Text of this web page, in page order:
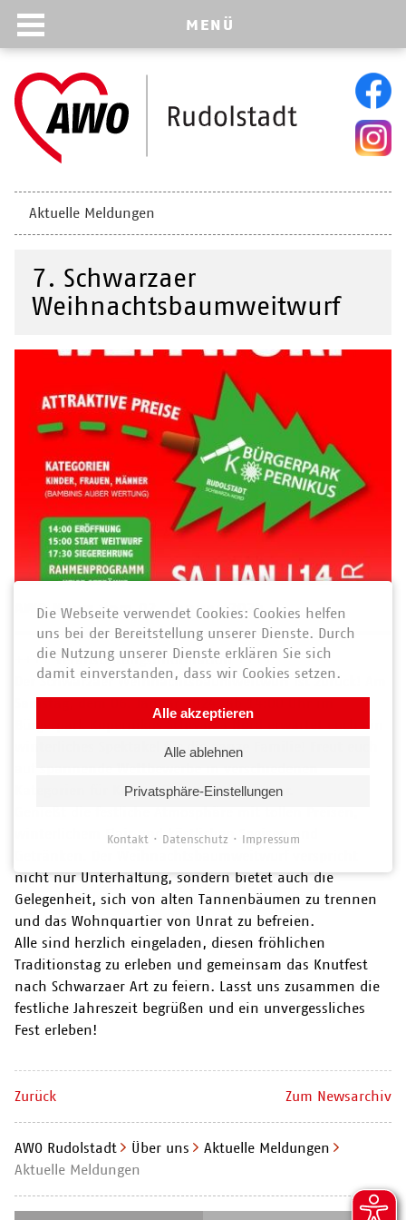
Navigation
überspringen
Aktuelle Meldungen
7. Schwarzaer
Weihnachtsbaumweitwurf
AWO News vom 02. Januar 2024
++++ Veranstaltungsinformation ++++
Der Schwarzaer Weihnachtsbaumweitwurf ist zurück! Am
Samstag, dem 06. Januar 2024, ab 14:00 Uhr im
Bürgerpark Kopernikus Schwarza Nord erwartet euch ein
winterliches Spektakel für die ganze Familie! Freut euch
Kategorien für Kinder, Frauen und Männer.
winterlichem Flair und köstlichen Speisen und
nicht nur Unterhaltung, sondern bietet auch die
Gelegenheit, sich von alten Tannenbäumen zu trennen
und das Wohnquartier von Unrat zu befreien.
Alle sind herzlich eingeladen, diesen fröhlichen
Traditionstag zu erleben und gemeinsam das Knutfest
nach Schwarzaer Art zu feiern. Lasst uns zusammen die
festliche Jahreszeit begrüßen und ein unvergessliches
Fest erleben!
Zurück Zum Newsarchiv
AWO Rudolstadt Über uns
Aktuelle Meldungen
Aktuelle Meldungen
Die Webseite verwendet Cookies: Cookies helfen
uns bei der Bereitstellung unserer Dienste. Durch
die Nutzung unserer Dienste erklären Sie sich
damit einverstanden, dass wir Cookies setzen.
Alle akzeptieren
Alle ablehnen
Privatsphäre-Einstellungen
Kontakt Datenschutz Impressum
MENÜ